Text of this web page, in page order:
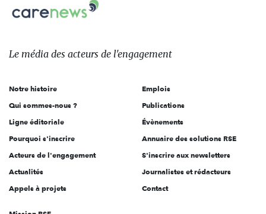
sur:
Carenews,
Le
des
l'engagement
Le média des acteurs de l'engagement
Notre histoire
Qui sommes-nous ?
Ligne éditoriale
Pourquoi s'inscrire
Acteurs de l'engagement
Actualités
Appels à projets
Emplois
Publications
Évènements
Annuaire des solutions RSE
S'inscrire aux newsletters
Journalistes et rédacteurs
Contact